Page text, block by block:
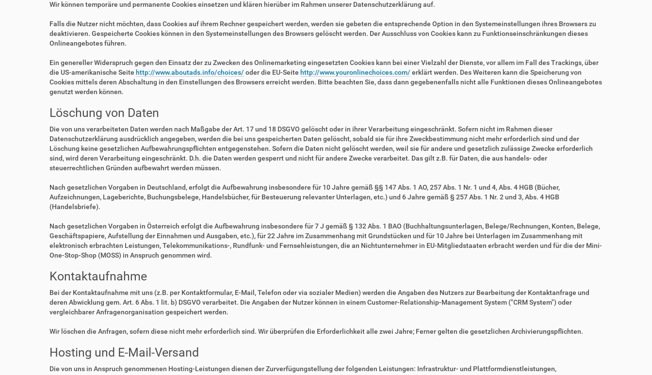
Wir können temporäre und permanente Cookies einsetzen und klären hierüber im Rahmen unserer Datenschutzerklärung auf.
Falls die Nutzer nicht möchten, dass Cookies auf ihrem Rechner gespeichert werden, werden sie gebeten die entsprechende Option in den Systemeinstellungen ihres Browsers zu
deaktivieren. Gespeicherte Cookies können in den Systemeinstellungen des Browsers gelöscht werden. Der Ausschluss von Cookies kann zu Funktionseinschränkungen dieses
Onlineangebotes führen.
Ein genereller Widerspruch gegen den Einsatz der zu Zwecken des Onlinemarketing eingesetzten Cookies kann bei einer Vielzahl der Dienste, vor allem im Fall des Trackings, über
die US-amerikanische Seite http://www.aboutads.info/choices/ oder die EU-Seite http://www.youronlinechoices.com/ erklärt werden. Des Weiteren kann die Speicherung von
Cookies mittels deren Abschaltung in den Einstellungen des Browsers erreicht werden. Bitte beachten Sie, dass dann gegebenenfalls nicht alle Funktionen dieses Onlineangebotes
genutzt werden können.
Löschung von Daten
Die von uns verarbeiteten Daten werden nach Maßgabe der Art. 17 und 18 DSGVO gelöscht oder in ihrer Verarbeitung eingeschränkt. Sofern nicht im Rahmen dieser
Datenschutzerklärung ausdrücklich angegeben, werden die bei uns gespeicherten Daten gelöscht, sobald sie für ihre Zweckbestimmung nicht mehr erforderlich sind und der
Löschung keine gesetzlichen Aufbewahrungspflichten entgegenstehen. Sofern die Daten nicht gelöscht werden, weil sie für andere und gesetzlich zulässige Zwecke erforderlich
sind, wird deren Verarbeitung eingeschränkt. D.h. die Daten werden gesperrt und nicht für andere Zwecke verarbeitet. Das gilt z.B. für Daten, die aus handels- oder
steuerrechtlichen Gründen aufbewahrt werden müssen.
Nach gesetzlichen Vorgaben in Deutschland, erfolgt die Aufbewahrung insbesondere für 10 Jahre gemäß §§ 147 Abs. 1 AO, 257 Abs. 1 Nr. 1 und 4, Abs. 4 HGB (Bücher,
Aufzeichnungen, Lageberichte, Buchungsbelege, Handelsbücher, für Besteuerung relevanter Unterlagen, etc.) und 6 Jahre gemäß § 257 Abs. 1 Nr. 2 und 3, Abs. 4 HGB
(Handelsbriefe).
Nach gesetzlichen Vorgaben in Österreich erfolgt die Aufbewahrung insbesondere für 7 J gemäß § 132 Abs. 1 BAO (Buchhaltungsunterlagen, Belege/Rechnungen, Konten, Belege,
Geschäftspapiere, Aufstellung der Einnahmen und Ausgaben, etc.), für 22 Jahre im Zusammenhang mit Grundstücken und für 10 Jahre bei Unterlagen im Zusammenhang mit
elektronisch erbrachten Leistungen, Telekommunikations-, Rundfunk- und Fernsehleistungen, die an Nichtunternehmer in EU-Mitgliedstaaten erbracht werden und für die der Mini-
One-Stop-Shop (MOSS) in Anspruch genommen wird.
Kontaktaufnahme
Bei der Kontaktaufnahme mit uns (z.B. per Kontaktformular, E-Mail, Telefon oder via sozialer Medien) werden die Angaben des Nutzers zur Bearbeitung der Kontaktanfrage und
deren Abwicklung gem. Art. 6 Abs. 1 lit. b) DSGVO verarbeitet. Die Angaben der Nutzer können in einem Customer-Relationship-Management System ("CRM System") oder
vergleichbarer Anfragenorganisation gespeichert werden.
Wir löschen die Anfragen, sofern diese nicht mehr erforderlich sind. Wir überprüfen die Erforderlichkeit alle zwei Jahre; Ferner gelten die gesetzlichen Archivierungspflichten.
Hosting und E-Mail-Versand
Die von uns in Anspruch genommenen Hosting-Leistungen dienen der Zurverfügungstellung der folgenden Leistungen: Infrastruktur- und Plattformdienstleistungen,